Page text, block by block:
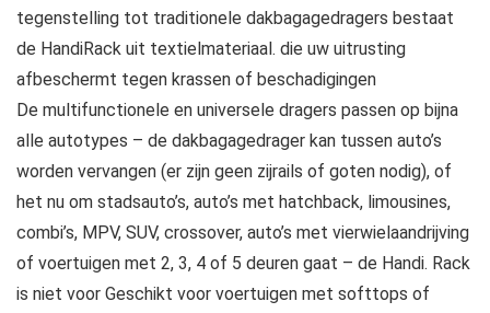
tegenstelling tot traditionele dakbagagedragers bestaat
de HandiRack uit textielmateriaal. die uw uitrusting
afbeschermt tegen krassen of beschadigingen
De multifunctionele en universele dragers passen op bijna
alle autotypes – de dakbagagedrager kan tussen auto’s
worden vervangen (er zijn geen zijrails of goten nodig), of
het nu om stadsauto’s, auto’s met hatchback, limousines,
combi’s, MPV, SUV, crossover, auto’s met vierwielaandrijving
of voertuigen met 2, 3, 4 of 5 deuren gaat – de Handi. Rack
is niet voor Geschikt voor voertuigen met softtops of